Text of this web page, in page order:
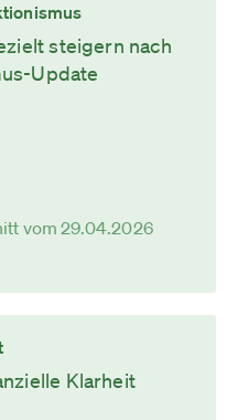
steigern nach
Update
vom 29.04.2026
Klarheit